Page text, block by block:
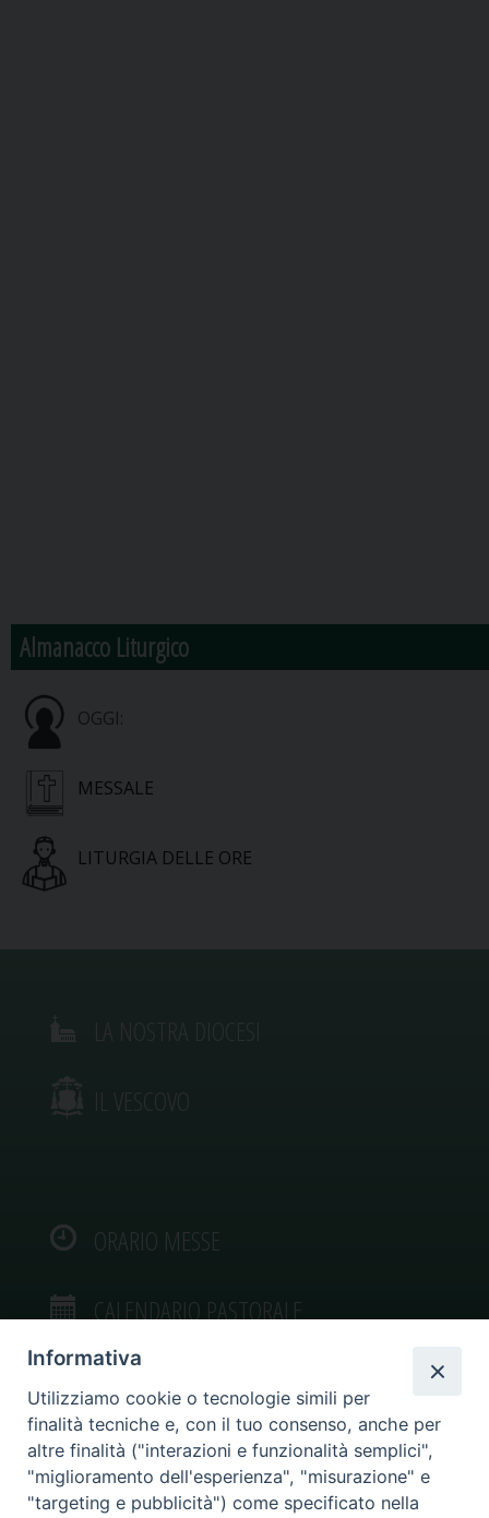
Almanacco Liturgico
OGGI:
MESSALE
LITURGIA DELLE ORE
IL VESCOVO
ORARIO MESSE
CALENDARIO PASTORALE
VIDEOGALLERY
Informativa
Utilizziamo cookie o tecnologie simili per
finalità tecniche e, con il tuo consenso, anche per
altre finalità ("interazioni e funzionalità semplici",
"miglioramento dell'esperienza", "misurazione" e
"targeting e pubblicità") come specificato nella